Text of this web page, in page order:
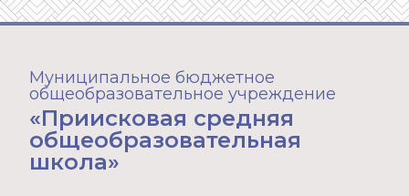
Муниципальное бюджетное
общеобразовательное учреждение
«Приисковая средняя
общеобразовательная
школа»